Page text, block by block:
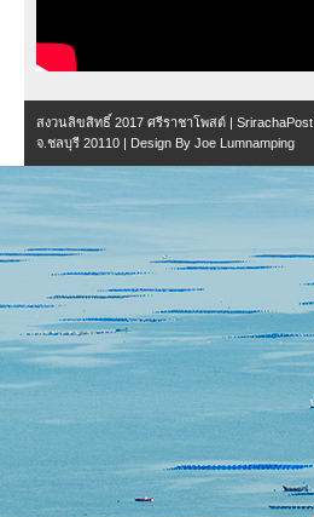
สงวนลิขสิทธิ์ 2017 ศรีราชาโพสต์ | SrirachaPost
จ.ชลบุรี 20110 | Design By Joe Lumnamping